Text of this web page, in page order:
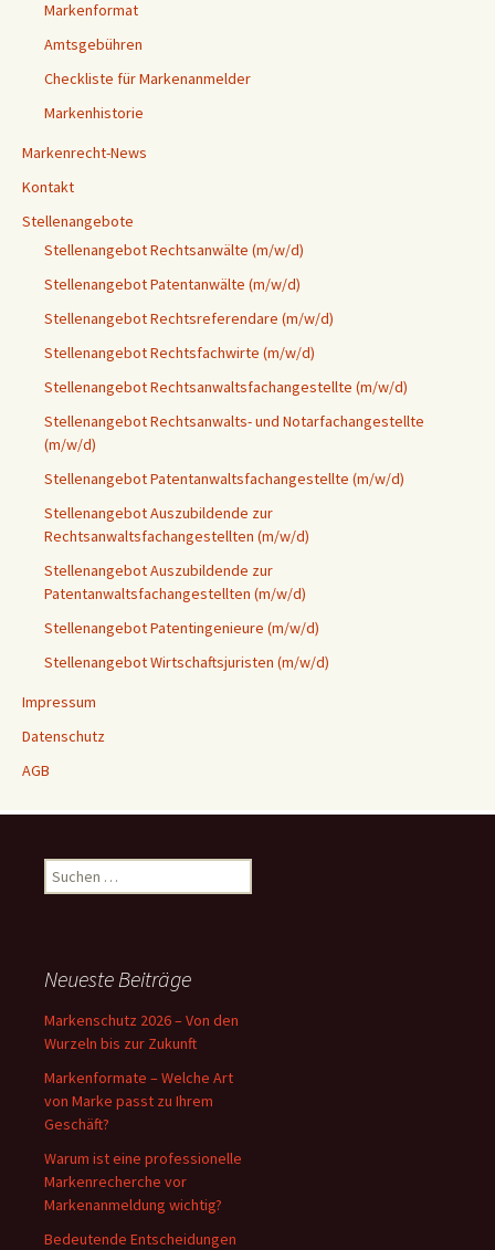
Markenformat
Amtsgebühren
Checkliste für Markenanmelder
Markenhistorie
Markenrecht-News
Kontakt
Stellenangebote
Stellenangebot Rechtsanwälte (m/w/d)
Stellenangebot Patentanwälte (m/w/d)
Stellenangebot Rechtsreferendare (m/w/d)
Stellenangebot Rechtsfachwirte (m/w/d)
Stellenangebot Rechtsanwaltsfachangestellte (m/w/d)
Stellenangebot Rechtsanwalts- und Notarfachangestellte
(m/w/d)
Stellenangebot Patentanwaltsfachangestellte (m/w/d)
Stellenangebot Auszubildende zur
Rechtsanwaltsfachangestellten (m/w/d)
Stellenangebot Auszubildende zur
Patentanwaltsfachangestellten (m/w/d)
Stellenangebot Patentingenieure (m/w/d)
Stellenangebot Wirtschaftsjuristen (m/w/d)
Impressum
Datenschutz
AGB
Suchen
nach:
Neueste Beiträge
Markenschutz 2026 – Von den
Wurzeln bis zur Zukunft
Markenformate – Welche Art
von Marke passt zu Ihrem
Geschäft?
Warum ist eine professionelle
Markenrecherche vor
Markenanmeldung wichtig?
Bedeutende Entscheidungen